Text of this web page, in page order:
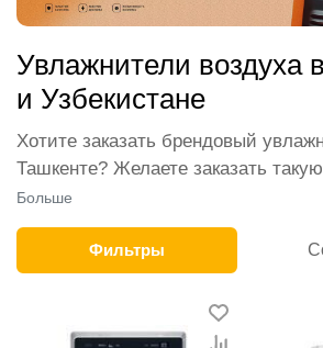
Увлажнители воздуха
и Узбекистане
Хотите заказать брендовый
Ташкенте? Желаете заказать
технику оптом для собственного
недорогие увлажнители воздуха
или офисного здания в
для решения таких задач —
ikarvon.uz. Мы предлагаем
увлажнителей воздуха от
Больше
Фильтры